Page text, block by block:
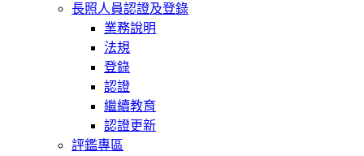
長照人員認證及登錄
業務說明
法規
登錄
認證
繼續教育
認證更新
評鑑專區